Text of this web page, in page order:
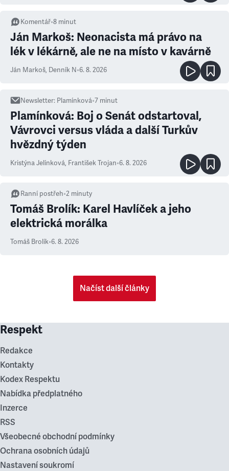
Komentář•8 minut
Ján Markoš: Neonacista má právo na
lék v lékárně, ale ne na místo v kavárně
Ján Markoš, Denník N•6. 8. 2026
Newsletter: Plamínková•7 minut
Plamínková: Boj o Senát odstartoval,
Vávrovci versus vláda a další Turkův
hvězdný týden
Kristýna Jelínková, František Trojan•6. 8. 2026
Ranní postřeh•2 minuty
Tomáš Brolík: Karel Havlíček a jeho
elektrická morálka
Tomáš Brolík•6. 8. 2026
Načíst další články
Respekt
Redakce
Kontakty
Kodex Respektu
Nabídka předplatného
Inzerce
RSS
Všeobecné obchodní podmínky
Ochrana osobních údajů
Nastavení soukromí